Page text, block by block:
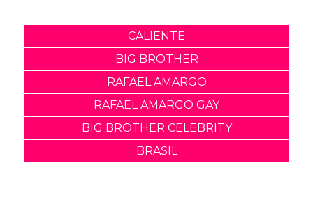
CALIENTE
BIG BROTHER
RAFAEL AMARGO
RAFAEL AMARGO GAY
BIG BROTHER CELEBRITY
BRASIL